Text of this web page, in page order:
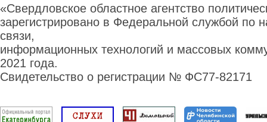
«Свердловское областное агентство
зарегистрировано в Федеральной службой по
связи,
информационных технологий и массовых
2021 года.
Свидетельство о регистрации № ФС77-82171